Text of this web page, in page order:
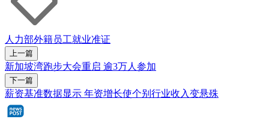
人力部外籍员工就业准证
上一篇
新加坡湾跑步大会重启 逾3万人参加
下一篇
薪资基准数据显示 年资增长使个别行业收入变悬殊